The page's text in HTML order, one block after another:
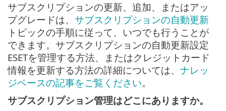
サブスクリプションの更新、追加、またはアッ
プグレードは、 サブスクリプションの自動更新
トピックの手順に従って、いつでも行うことが
できます。サブスクリプションの自動更新設定
ESETを管理する方法、またはクレジットカード
情報を更新する方法の詳細については、 ナレッ
ジベースの記事をご覧ください。
サブスクリプション管理はどこにありますか。